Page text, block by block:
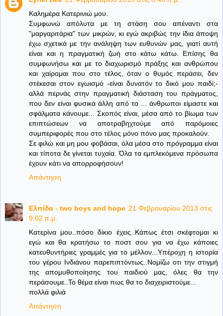
Καλημέρα Κατερινιώ μου.
Συμφωνώ απόλυτα με τη στάση σου απέναντι στα
"μαργαριτάρια" των μικρών, κι εγώ ακριβώς την ίδια άποψη
έχω σχετικά με την ανάληψη των ευθυνών μας, γιατί αυτή
είναι και η πραγματική ζωή στο κάτω κάτω. Επίσης θα
συμφωνήσω και με το διαχωρισμό πράξης και ανθρώπου
και χαίρομαι που στο τέλος, όταν ο θυμός περάσει, δεν
στέκεσαι στον εγωισμό -είναι δυνατόν το δικό μου παιδί;-
αλλά περνάς στην πραγματική διάσταση του πράγματος,
που δεν είναι φυσικά άλλη από το ... άνθρωποι είμαστε και
σφάλματα κάνουμε... Σκοπός είναι, μέσα από το βίωμα των
επιπτώσεων να αποτραβηχτούμε από παρόμοιες
συμπεριφορές που στο τέλος μόνο πόνο μας προκαλούν.
Σε φιλώ και μη μου φοβάσαι, όλα μέσα στο πρόγραμμα είναι
και τίποτα δε γίνεται τυχαία. Όλα τα εμπλεκόμενα πρόσωπα
έχουν κάτι να απορροφήσουν!
Απάντηση
Ελπίδα - two boys and hope 21 Φεβρουαρίου 2013 στις
9:02 π.μ.
Κατερίνα μου..πόσο δίκιο έχεις..Κάπως έτσι σκέφτομαι κι
εγώ και θα κρατήσω το ποστ σου για να έχω κάποιες
κατευθυντήριες γραμμές για το μέλλον...Υπέροχη η ιστορία
του γέρου Ινδιάνου παρεπιπτόντως..Νομίζω οτι την στιγμή
της απομυθοποίησης του παιδιού μας, όλες θα την
περάσουμε..Το θέμα είναι πως θα το διαχειριστούμε...
πολλά φιλιά
Απάντηση